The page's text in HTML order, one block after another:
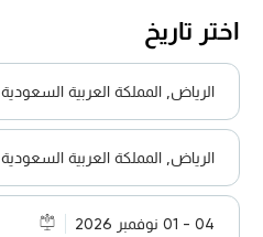
اختر تاريخ
الرياض, المملكة العربية السعودية
الرياض, المملكة العربية السعودية
04 - 01 نوفمبر 2026